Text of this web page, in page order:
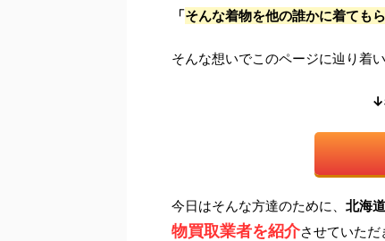
「そんな着物を他の誰かに着ても
そんな想いでこのページに辿り着
↓
今日はそんな方達のために、 北海
物買取業者を紹介させていただ